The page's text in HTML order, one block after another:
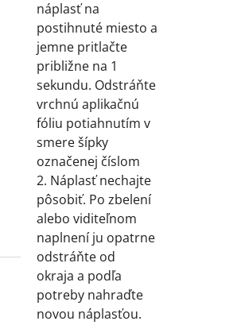
náplasť na
postihnuté miesto a
jemne pritlačte
približne na 1
sekundu. Odstráňte
vrchnú aplikačnú
fóliu potiahnutím v
smere šípky
označenej číslom
2. Náplasť nechajte
pôsobiť. Po zbelení
alebo viditeľnom
naplnení ju opatrne
odstráňte od
okraja a podľa
potreby nahraďte
novou náplasťou.